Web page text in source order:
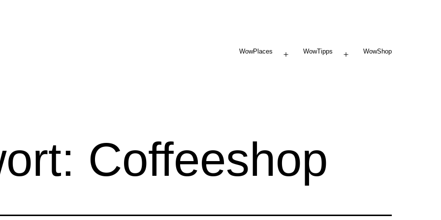
WowPlaces WowTipps WowShop
Coffeeshop